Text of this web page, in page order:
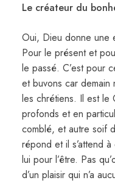
Le créateur du
Oui, Dieu donne une
Pour le présent et
le passé. C’est pour
et buvons car demain
les chrétiens. Il est le
profonds et en
comblé, et autre soif
répond et il s’attend
lui pour l’être. Pas
d’un plaisir qui n’a